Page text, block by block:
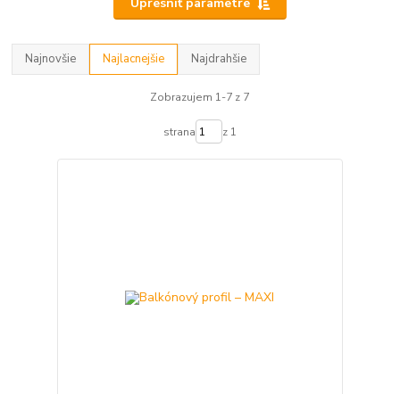
Upresniť parametre
Najnovšie Najlacnejšie Najdrahšie
Zobrazujem 1-7 z 7
strana z 1